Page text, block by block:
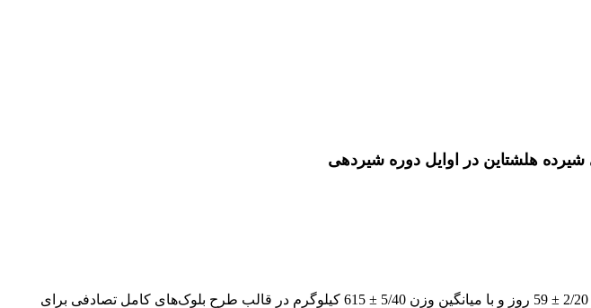
شیرده هلشتاین در اوایل دوره شیردهی
تعداد 24 راس گاو هلشتاین سه بار یا بیشتر زایش کرده و در اوایل دوره شیردهی با میانگین فاصله از زایش 2/20 ± 59 روز و با میانگین وزن 5/40 ± 615 کیلوگرم در قالب طرح بلوک‌های کامل تصادفی برای